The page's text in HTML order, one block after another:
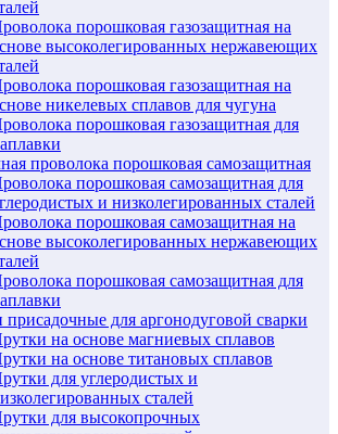
порошковая газозащитная на
высоколегированных нержавеющих
порошковая газозащитная на
никелевых сплавов для чугуна
порошковая газозащитная для
проволока порошковая самозащитная
порошковая самозащитная для
и низколегированных сталей
порошковая самозащитная на
высоколегированных нержавеющих
порошковая самозащитная для
для аргонодуговой сварки
на основе магниевых сплавов
на основе титановых сплавов
для углеродистых и
сталей
для высокопрочных